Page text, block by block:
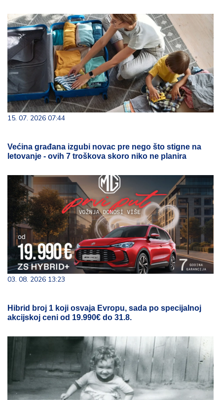
15. 07. 2026 07:44
Većina građana izgubi novac pre nego što stigne na
letovanje - ovih 7 troškova skoro niko ne planira
03. 08. 2026 13:23
Hibrid broj 1 koji osvaja Evropu, sada po specijalnoj
akcijskoj ceni od 19.990€ do 31.8.